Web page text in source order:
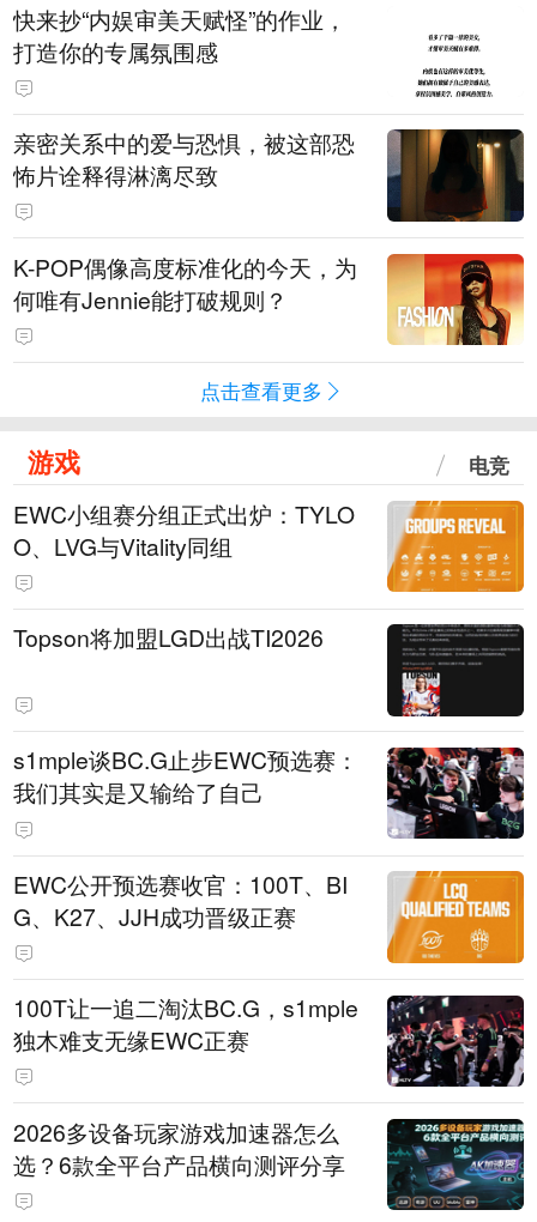
快来抄“内娱审美天赋怪”的作业，
打造你的专属氛围感
亲密关系中的爱与恐惧，被这部恐
怖片诠释得淋漓尽致
K-POP偶像高度标准化的今天，为
何唯有Jennie能打破规则？
点击查看更多
游戏 电竞
EWC小组赛分组正式出炉：TYLO
O、LVG与Vitality同组
Topson将加盟LGD出战TI2026
s1mple谈BC.G止步EWC预选赛：
我们其实是又输给了自己
EWC公开预选赛收官：100T、BI
G、K27、JJH成功晋级正赛
100T让一追二淘汰BC.G，s1mple
独木难支无缘EWC正赛
2026多设备玩家游戏加速器怎么
选？6款全平台产品横向测评分享